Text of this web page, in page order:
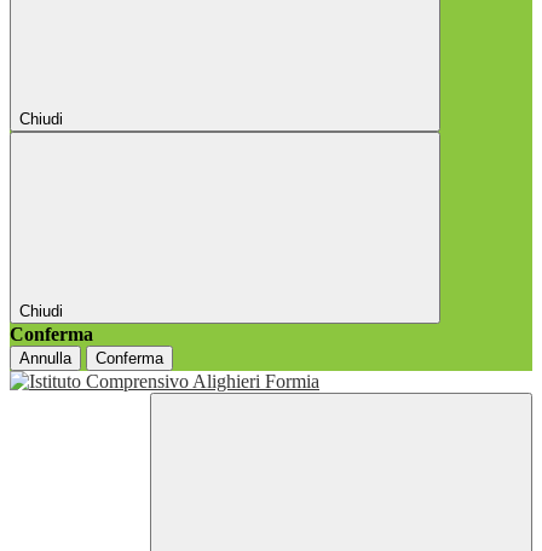
Chiudi
Chiudi
Conferma
Annulla Conferma